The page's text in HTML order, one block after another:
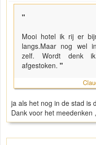
"
Mooi hotel ik rij er
langs.Maar nog wel
zelf. Wordt denk
afgestoken. "
ja als het nog in de stad is
Dank voor het